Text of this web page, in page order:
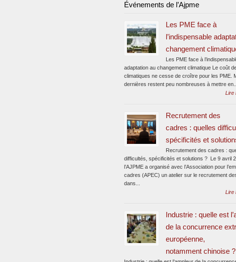
Événements de l’Ajpme
Les PME face à
l’indispensable
changement
Les PME face à
adaptation au changement climatique Le coût
climatiques ne cesse de croître pour les PME.
dernières restent peu nombreuses à mettre en...
Lire
Recrutement des
cadres : quelles
spécificités et
Recrutement des cadres :
difficultés, spécificités et solutions ? Le 9 avril
l’AJPME a organisé avec l’Association pour
cadres (APEC) un atelier sur le recrutement
dans...
Lire
Industrie : quelle est
de la concurrence
européenne,
notamment chinoise ?